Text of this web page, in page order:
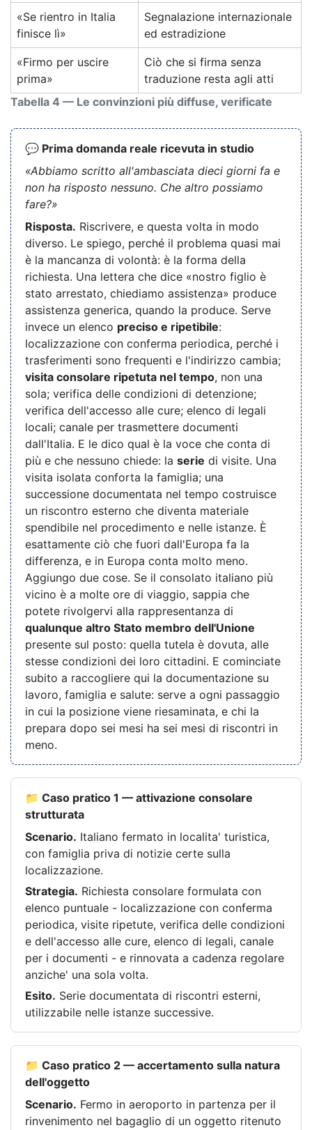
Tabella 4 — Le convinzioni più diffuse, verificate
«Se rientro in Italia
finisce lì»
Segnalazione internazionale
ed estradizione
«Firmo per uscire
prima»
Ciò che si firma senza
traduzione resta agli atti
💬 Prima domanda reale ricevuta in studio
«Abbiamo scritto all'ambasciata dieci giorni fa e
non ha risposto nessuno. Che altro possiamo
fare?»
Risposta. Riscrivere, e questa volta in modo
diverso. Le spiego, perché il problema quasi mai
è la mancanza di volontà: è la forma della
richiesta. Una lettera che dice «nostro figlio è
stato arrestato, chiediamo assistenza» produce
assistenza generica, quando la produce. Serve
invece un elenco preciso e ripetibile:
localizzazione con conferma periodica, perché i
trasferimenti sono frequenti e l'indirizzo cambia;
visita consolare ripetuta nel tempo, non una
sola; verifica delle condizioni di detenzione;
verifica dell'accesso alle cure; elenco di legali
locali; canale per trasmettere documenti
dall'Italia. E le dico qual è la voce che conta di
più e che nessuno chiede: la serie di visite. Una
visita isolata conforta la famiglia; una
successione documentata nel tempo costruisce
un riscontro esterno che diventa materiale
spendibile nel procedimento e nelle istanze. È
esattamente ciò che fuori dall'Europa fa la
differenza, e in Europa conta molto meno.
Aggiungo due cose. Se il consolato italiano più
vicino è a molte ore di viaggio, sappia che
potete rivolgervi alla rappresentanza di
qualunque altro Stato membro dell'Unione
presente sul posto: quella tutela è dovuta, alle
stesse condizioni dei loro cittadini. E cominciate
subito a raccogliere qui la documentazione su
lavoro, famiglia e salute: serve a ogni passaggio
in cui la posizione viene riesaminata, e chi la
prepara dopo sei mesi ha sei mesi di riscontri in
meno.
📁 Caso pratico 1 — attivazione consolare
strutturata
Scenario. Italiano fermato in localita' turistica,
con famiglia priva di notizie certe sulla
localizzazione.
Strategia. Richiesta consolare formulata con
elenco puntuale - localizzazione con conferma
periodica, visite ripetute, verifica delle condizioni
e dell'accesso alle cure, elenco di legali, canale
per i documenti - e rinnovata a cadenza regolare
anziche' una sola volta.
Esito. Serie documentata di riscontri esterni,
utilizzabile nelle istanze successive.
📁 Caso pratico 2 — accertamento sulla natura
dell'oggetto
Scenario. Fermo in aeroporto in partenza per il
rinvenimento nel bagaglio di un oggetto ritenuto